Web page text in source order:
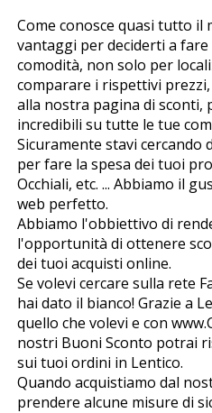
Come conosce quasi tutto il
vantaggi per deciderti a
comodità, non solo per
comparare i rispettivi
alla nostra pagina di sconti,
incredibili su tutte le tue
Sicuramente stavi cercando
per fare la spesa dei tuoi
Occhiali, etc. ... Abbiamo il
web perfetto.
Abbiamo l'obbiettivo di
l'opportunità di ottenere
dei tuoi acquisti online.
Se volevi cercare sulla rete
hai dato il bianco! Grazie a
quello che volevi e con
nostri Buoni Sconto potrai
sui tuoi ordini in Lentico.
Quando acquistiamo dal
prendere alcune misure di